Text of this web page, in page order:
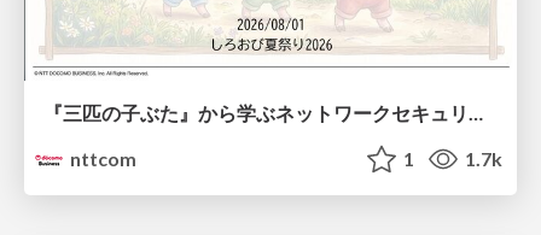
『三匹の子ぶた』から学ぶネットワークセキュリティの昔と今 / Network Security: Then and Now Through the Lens of The Three Little Pigs
nttcom
1 1.7k